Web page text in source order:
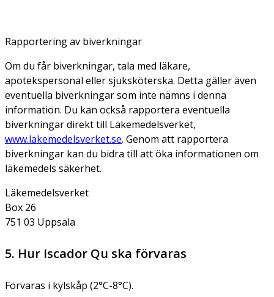
Rapportering av biverkningar
Om du får biverkningar, tala med läkare,
apotekspersonal eller sjuksköterska. Detta gäller även
eventuella biverkningar som inte nämns i denna
information. Du kan också rapportera eventuella
biverkningar direkt till Läkemedelsverket,
www.lakemedelsverket.se. Genom att rapportera
biverkningar kan du bidra till att öka informationen om
läkemedels säkerhet.
Läkemedelsverket
Box 26
751 03 Uppsala
5. Hur Iscador Qu ska förvaras
Förvaras i kylskåp (2°C-8°C).